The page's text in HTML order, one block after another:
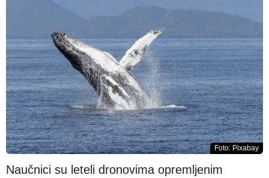
Foto: Pixabay
Naučnici su leteli dronovima opremljenim